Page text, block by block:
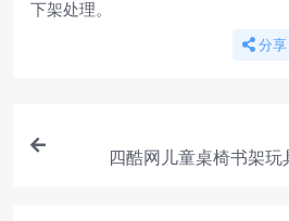
下架处理。
分享
四酷网儿童桌椅书架